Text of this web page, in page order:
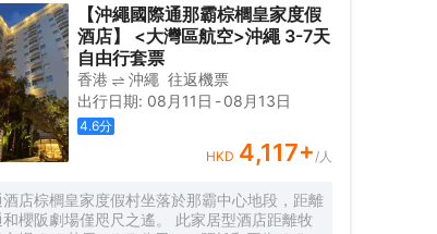
視。同時酒店周邊有多處旅遊景點，購物中心，
施，綜合運動設施等。酒店提供24小時接待服
提供入住期間便利用品，無論是商務還是休閒
不錯的選擇。
【沖繩國際通那霸棕櫚皇家度假
酒店】 <大灣區航空>沖繩 3-7天
自由行套票
香港 沖繩 往返機票
出行日期: 08月11日 -08月13日
4.6分
HKD 4,117+/人
酒店棕櫚皇家度假村坐落於那霸中心地段，距離
和櫻阪劇場僅咫尺之遙。 此家居型酒店距離牧